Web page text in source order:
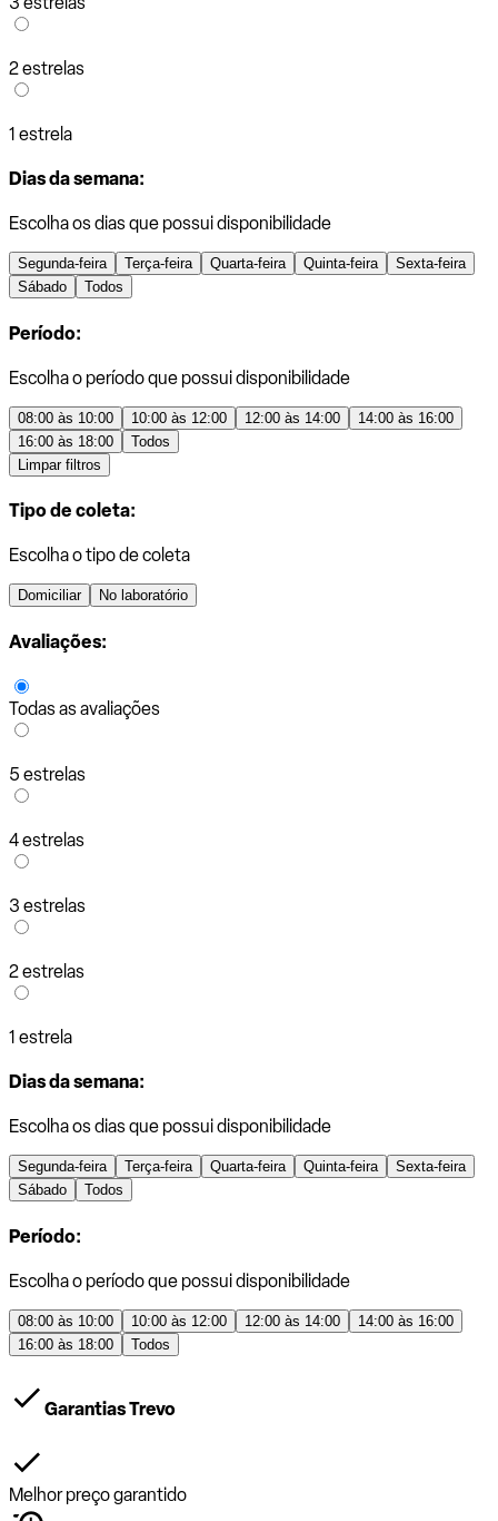
2 estrelas
1 estrela
Dias da semana:
Escolha os dias que possui disponibilidade
Segunda-feira Terça-feira Quarta-feira Quinta-feira
Sexta-feira
Sábado
Todos
Período:
Escolha o período que possui disponibilidade
08:00 às 10:00 10:00 às 12:00 12:00 às 14:00
14:00 às 16:00
16:00 às 18:00
Todos
Limpar filtros
Tipo de coleta:
Escolha o tipo de coleta
Domiciliar No laboratório
Avaliações:
Todas as avaliações
5 estrelas
4 estrelas
3 estrelas
2 estrelas
1 estrela
Dias da semana:
Escolha os dias que possui disponibilidade
Segunda-feira Terça-feira Quarta-feira Quinta-feira
Sexta-feira
Sábado
Todos
Período:
Escolha o período que possui disponibilidade
08:00 às 10:00 10:00 às 12:00 12:00 às 14:00
14:00 às 16:00
16:00 às 18:00
Todos
Garantias Trevo
Melhor preço garantido